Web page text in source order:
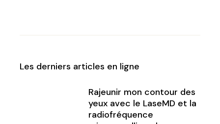
Les derniers articles en ligne
Rajeunir mon contour des
yeux avec le LaseMD et la
radiofréquence